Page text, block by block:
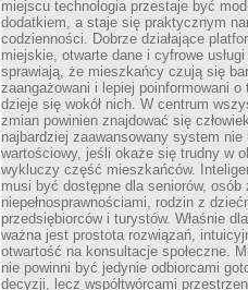
miejscu technologia przestaje być
dodatkiem, a staje się praktycznym
codzienności. Dobrze działające
miejskie, otwarte dane i cyfrowe
sprawiają, że mieszkańcy czują się
zaangażowani i lepiej poinformowani o
dzieje się wokół nich. W centrum
zmian powinien znajdować się
najbardziej zaawansowany system nie
wartościowy, jeśli okaże się trudny w
wykluczy część mieszkańców.
musi być dostępne dla seniorów, osób
niepełnosprawnościami, rodzin z
przedsiębiorców i turystów. Właśnie
ważna jest prostota rozwiązań,
otwartość na konsultacje społeczne.
nie powinni być jedynie odbiorcami
decyzji, lecz współtwórcami